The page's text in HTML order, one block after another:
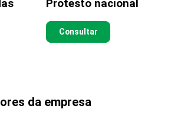
Protesto nacional
Consultar
da empresa